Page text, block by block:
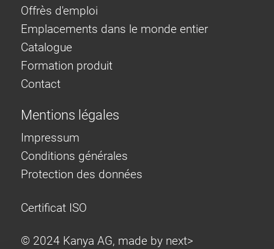
Offrès d'emploi
Emplacements dans le monde entier
Catalogue
Formation produit
Contact
Mentions légales
Impressum
Conditions générales
Protection des données
Certificat ISO
© 2024 Kanya AG, made by next>